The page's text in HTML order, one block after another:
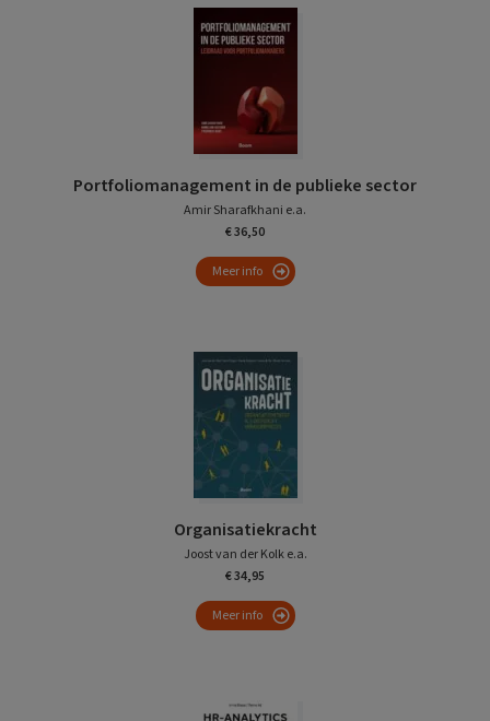
Portfoliomanagement in de publieke sector
Amir Sharafkhani e.a.
€ 36,50
Meer info
Organisatiekracht
Joost van der Kolk e.a.
€ 34,95
Meer info